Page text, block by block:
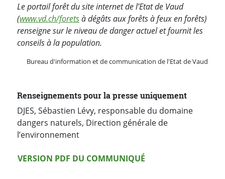
Le portail forêt du site internet de l’Etat de Vaud
(www.vd.ch/foretsà dégâts aux forêts à feux en forêts)
renseigne sur le niveau de danger actuel et fournit les
conseils à la population.
Bureau d'information et de communication de l'Etat de Vaud
Renseignements pour la presse uniquement
DJES, Sébastien Lévy, responsable du domaine
dangers naturels, Direction générale de
l’environnement
Version PDF
VERSION PDF DU COMMUNIQUÉ